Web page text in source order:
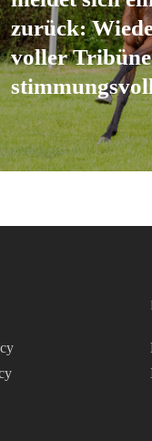
zurück:
voller